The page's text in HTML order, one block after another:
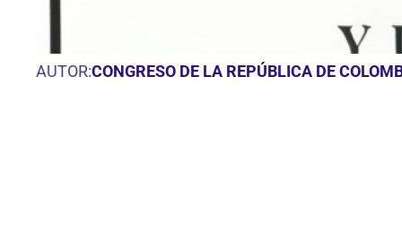
AUTOR:CONGRESO DE LA REPÚBLICA DE